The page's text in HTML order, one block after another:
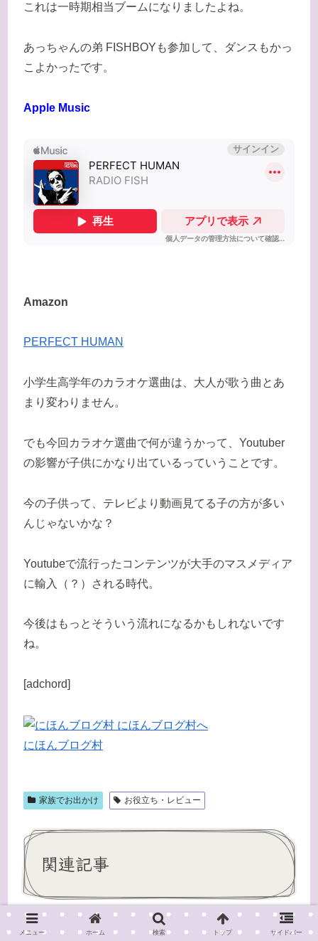
これは一時期相当ブームになりましたよね。
あっちゃんの弟 FISHBOYも参加して、ダンスもかっ
こよかったです。
Apple Music
Amazon
PERFECT HUMAN
小学生高学年のカラオケ選曲は、大人が歌う曲とあ
まり変わりません。
でも今回カラオケ選曲で何が違うかって、Youtuber
の影響が子供にかなり出ているっていうことです。
今の子供って、テレビより動画見てる子の方が多い
んじゃないかな？
Youtubeで流行ったコンテンツが大手のマスメディア
に輸入（？）される時代。
今後はもっとそういう流れになるかもしれないです
ね。
[adchord]
にほんブログ村
家族でお出かけ お役立ち・レビュー
関連記事
家族でお出かけ
LCC機内を快適に過ごすため
メニュー ホーム 検索 トップ サイドバー